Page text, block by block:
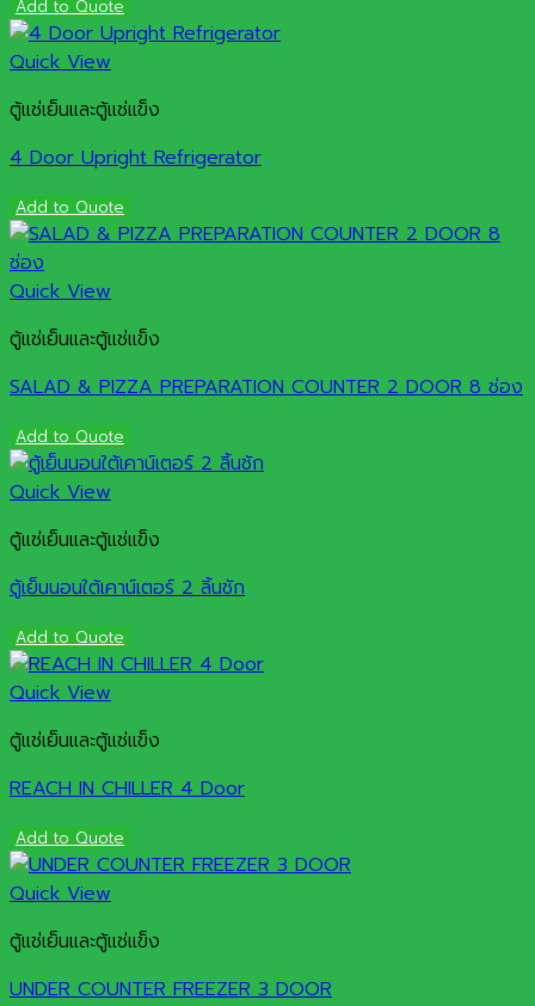
Add to Quote
Quick View
ตู้แช่เย็นและตู้แช่แข็ง
4 Door Upright Refrigerator
Add to Quote
Quick View
ตู้แช่เย็นและตู้แช่แข็ง
SALAD & PIZZA PREPARATION COUNTER 2 DOOR 8 ช่อง
Add to Quote
Quick View
ตู้แช่เย็นและตู้แช่แข็ง
ตู้เย็นนอนใต้เคาน์เตอร์ 2 ลิ้นชัก
Add to Quote
Quick View
ตู้แช่เย็นและตู้แช่แข็ง
REACH IN CHILLER 4 Door
Add to Quote
Quick View
ตู้แช่เย็นและตู้แช่แข็ง
UNDER COUNTER FREEZER 3 DOOR